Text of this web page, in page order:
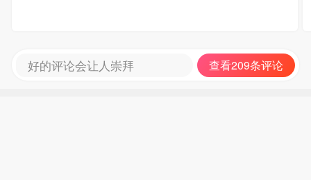
好的评论会让人崇拜 查看209条评论